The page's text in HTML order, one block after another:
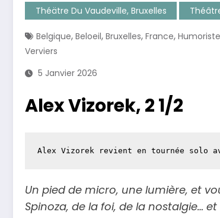
Théätre Du Vaudeville, Bruxelles
Belgique, Beloeil, Bruxelles, France, Humoriste
Verviers
5 Janvier 2026
Alex Vizorek, 2 1/2
Alex Vizorek revient en tournée
Un pied de micro, une lumière, et
Spinoza, de la foi, de la nostalgie…